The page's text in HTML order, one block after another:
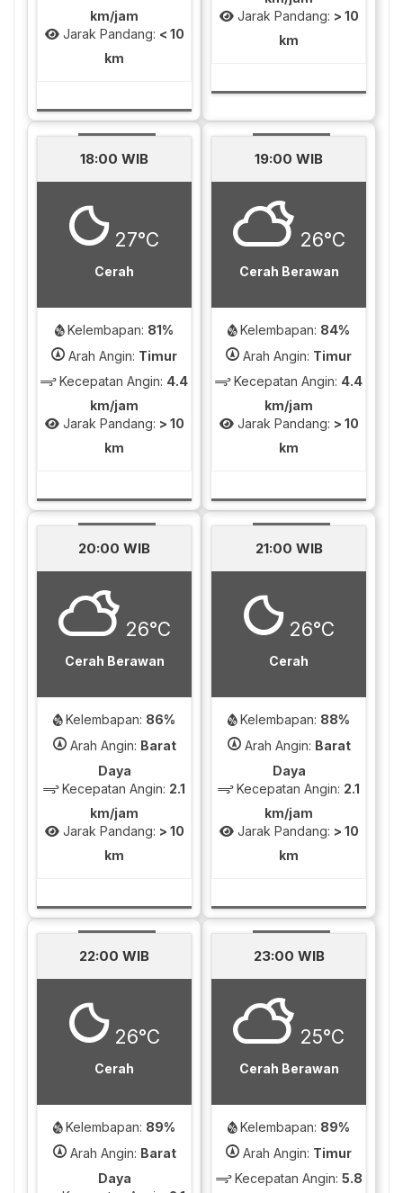
km/jam
Jarak Pandang: < 10
km
Jarak Pandang: > 10
km
18:00 WIB
27°C
Cerah
Kelembapan: 81%
Arah Angin: Timur
Kecepatan Angin: 4.4
km/jam
Jarak Pandang: > 10
km
19:00 WIB
26°C
Cerah Berawan
Kelembapan: 84%
Arah Angin: Timur
Kecepatan Angin: 4.4
km/jam
Jarak Pandang: > 10
km
20:00 WIB
26°C
Cerah Berawan
Kelembapan: 86%
Arah Angin: Barat
Daya
Kecepatan Angin: 2.1
km/jam
Jarak Pandang: > 10
km
21:00 WIB
26°C
Cerah
Kelembapan: 88%
Arah Angin: Barat
Daya
Kecepatan Angin: 2.1
km/jam
Jarak Pandang: > 10
km
22:00 WIB
26°C
Cerah
Kelembapan: 89%
Arah Angin: Barat
Daya
23:00 WIB
25°C
Cerah Berawan
Kelembapan: 89%
Arah Angin: Timur
Kecepatan Angin: 5.8